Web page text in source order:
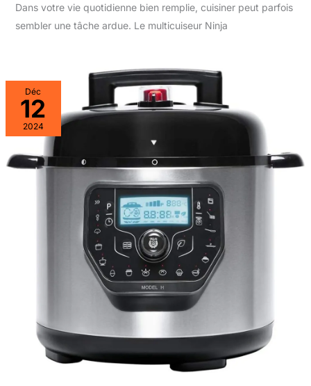
Dans votre vie quotidienne bien remplie, cuisiner peut parfois
sembler une tâche ardue. Le multicuiseur Ninja
Déc
12
2024